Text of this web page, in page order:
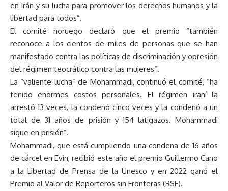
en Irán y su lucha para promover los derechos humanos y la
libertad para todos”.
El comité noruego declaró que el premio “también
reconoce a los cientos de miles de personas que se han
manifestado contra las políticas de discriminación y opresión
del régimen teocrático contra las mujeres”.
La “valiente lucha” de Mohammadi, continuó el comité, “ha
tenido enormes costos personales. El régimen iraní la
arrestó 13 veces, la condenó cinco veces y la condenó a un
total de 31 años de prisión y 154 latigazos. Mohammadi
sigue en prisión”.
Mohammadi, que está cumpliendo una condena de 16 años
de cárcel en Evin, recibió este año el premio Guillermo Cano
a la Libertad de Prensa de la Unesco y en 2022 ganó el
Premio al Valor de Reporteros sin Fronteras (RSF).